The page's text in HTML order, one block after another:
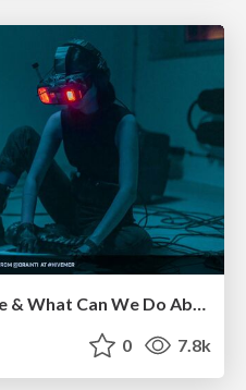
AI Search: Where Are We & What Can We Do About It?
0 7.8k